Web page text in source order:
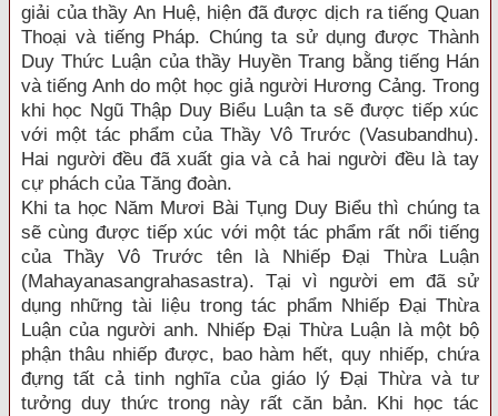
giải của thầy An Huệ, hiện đã được dịch ra tiếng Quan
Thoại và tiếng Pháp. Chúng ta sử dụng được Thành
Duy Thức Luận của thầy Huyền Trang bằng tiếng Hán
và tiếng Anh do một học giả người Hương Cảng. Trong
khi học Ngũ Thập Duy Biểu Luận ta sẽ được tiếp xúc
với một tác phẩm của Thầy Vô Trước (Vasubandhu).
Hai người đều đã xuất gia và cả hai người đều là tay
cự phách của Tăng đoàn.
Khi ta học Năm Mươi Bài Tụng Duy Biểu thì chúng ta
sẽ cùng được tiếp xúc với một tác phẩm rất nổi tiếng
của Thầy Vô Trước tên là Nhiếp Đại Thừa Luận
(Mahayanasangrahasastra). Tại vì người em đã sử
dụng những tài liệu trong tác phẩm Nhiếp Đại Thừa
Luận của người anh. Nhiếp Đại Thừa Luận là một bộ
phận thâu nhiếp được, bao hàm hết, quy nhiếp, chứa
đựng tất cả tinh nghĩa của giáo lý Đại Thừa và tư
tưởng duy thức trong này rất căn bản. Khi học tác